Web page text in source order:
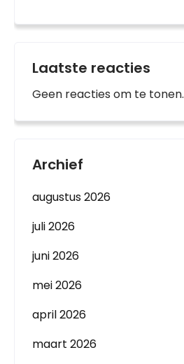
Laatste reacties
Geen reacties om te tonen.
Archief
augustus 2026
juli 2026
juni 2026
mei 2026
april 2026
maart 2026